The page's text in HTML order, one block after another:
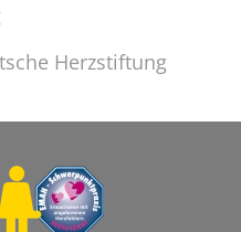
Herzstiftung